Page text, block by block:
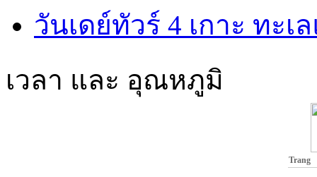
วันเดย์ทัวร์ 4 เกาะ ทะ
เวลา และ อุณหภูมิ
Trang